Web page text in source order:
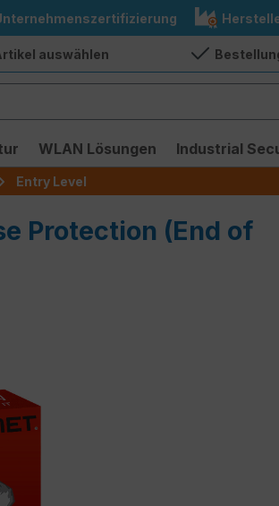
auswählen
WLAN Lösungen Industrial
Entry Level
Protection (End of